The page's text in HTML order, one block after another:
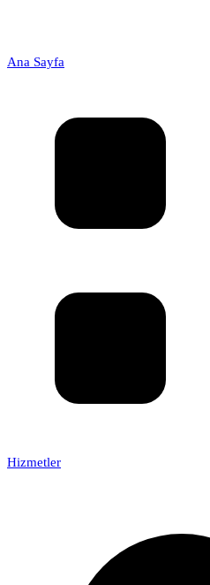
Ana Sayfa
Hizmetler